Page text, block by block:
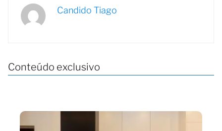
Candido Tiago
Conteúdo exclusivo